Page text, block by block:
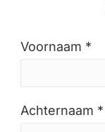
Voornaam *
Achternaam *